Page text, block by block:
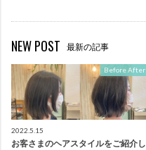
NEW POST 最新の記事
Before After
2022.5.15
お客さまのヘアスタイルをご紹介し